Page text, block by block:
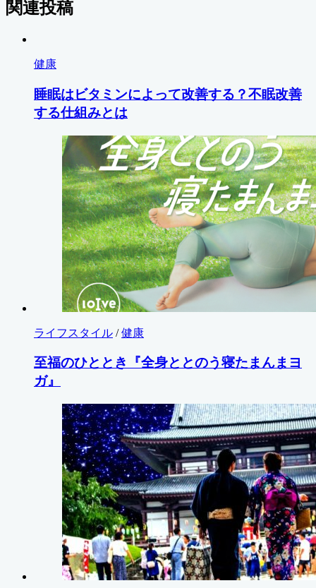
関連投稿
健康
睡眠はビタミンによって改善する？不眠改善
する仕組みとは
ライフスタイル /健康
至福のひととき『全身ととのう寝たまんまヨ
ガ』